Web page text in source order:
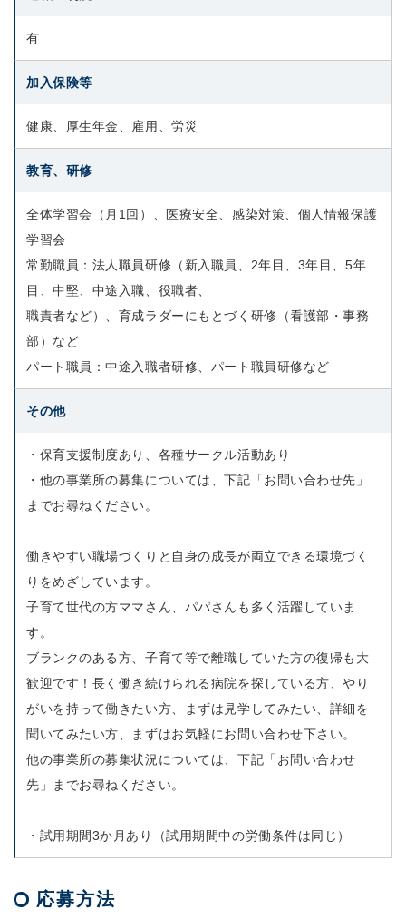
有
加入保険等
健康、厚生年金、雇用、労災
教育、研修
全体学習会（月1回）、医療安全、感染対策、個人情報保護
学習会
常勤職員：法人職員研修（新入職員、2年目、3年目、5年
目、中堅、中途入職、役職者、
職責者など）、育成ラダーにもとづく研修（看護部・事務
部）など
パート職員：中途入職者研修、パート職員研修など
その他
・保育支援制度あり、各種サークル活動あり
・他の事業所の募集については、下記「お問い合わせ先」
までお尋ねください。
働きやすい職場づくりと自身の成長が両立できる環境づく
りをめざしています。
子育て世代の方ママさん、パパさんも多く活躍していま
す。
ブランクのある方、子育て等で離職していた方の復帰も大
歓迎です！長く働き続けられる病院を探している方、やり
がいを持って働きたい方、まずは見学してみたい、詳細を
聞いてみたい方、まずはお気軽にお問い合わせ下さい。
他の事業所の募集状況については、下記「お問い合わせ
先」までお尋ねください。
・試用期間3か月あり（試用期間中の労働条件は同じ）
応募方法